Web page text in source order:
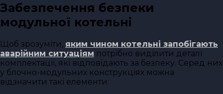
Забезпечення безпеки
модульної котельні
Щоб зрозуміти, яким чином котельні запобігають
аварійним ситуаціям потрібно виділити деталі
комплектації, які відповідають за безпеку. Серед них
у блочно-модульних конструкціях можна
відзначити такі елементи: